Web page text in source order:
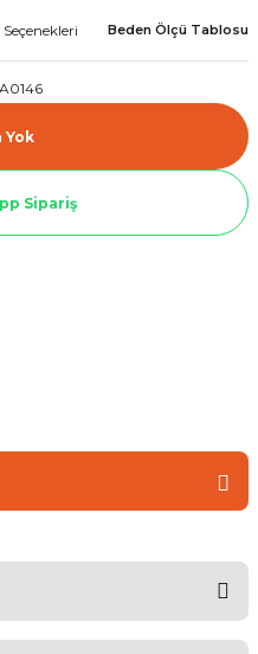
Beden Ölçü Tablosu
Yok
Sipariş